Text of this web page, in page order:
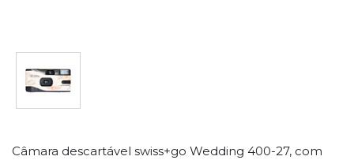
Câmara descartável swiss+go Wedding 400-27, com